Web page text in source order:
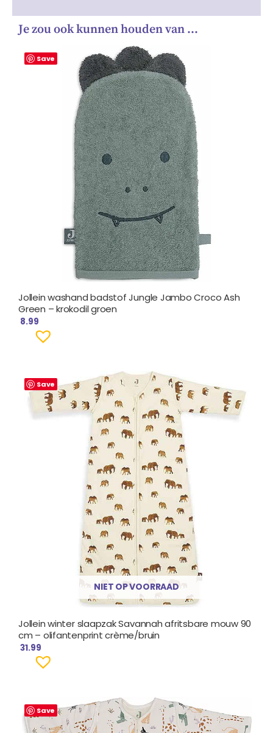
Je zou ook kunnen houden van …
Save
Jollein washand badstof Jungle Jambo Croco Ash
Green – krokodil groen
8.99
Save
NIET OP VOORRAAD
Jollein winter slaapzak Savannah afritsbare mouw 90
cm – olifantenprint crème/bruin
31.99
Save